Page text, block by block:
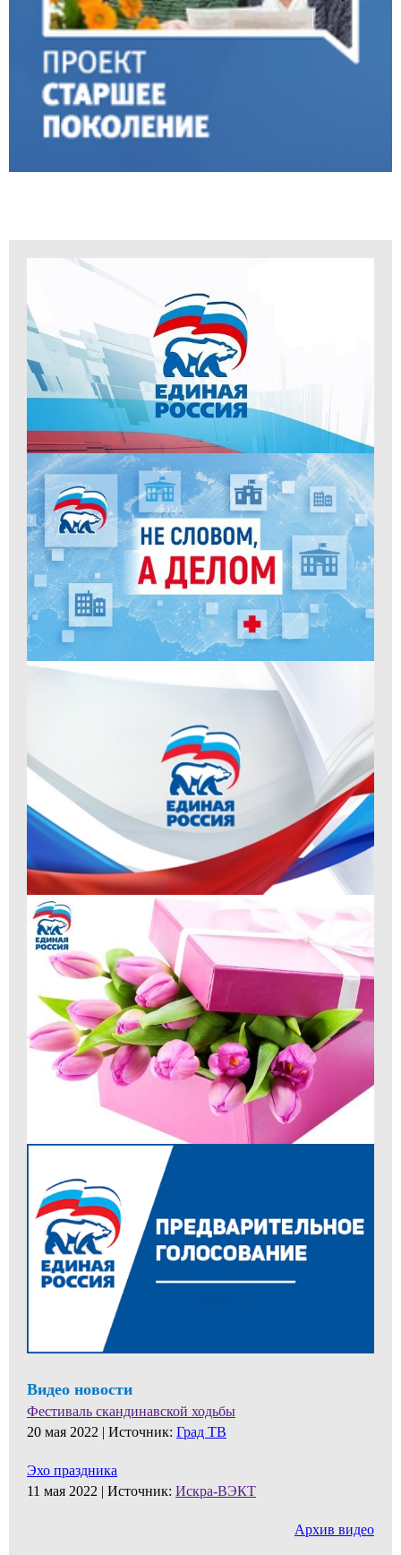
Видео новости
Фестиваль скандинавской ходьбы
20 мая 2022 | Источник: Град ТВ
Эхо праздника
11 мая 2022 | Источник: Искра-ВЭКТ
Архив видео